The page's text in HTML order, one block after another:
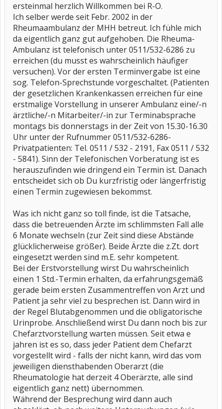
ersteinmal herzlich Willkommen bei R-O.
Ich selber werde seit Febr. 2002 in der
Rheumaambulanz der MHH betreut. Ich fühle mich
da eigentlich ganz gut aufgehoben. Die Rheuma-
Ambulanz ist telefonisch unter 0511/532-6286 zu
erreichen (du musst es wahrscheinlich häufiger
versuchen). Vor der ersten Terminvergabe ist eine
sog. Telefon-Sprechstunde vorgeschaltet. (Patienten
der gesetzlichen Krankenkassen erreichen für eine
erstmalige Vorstellung in unserer Ambulanz eine/-n
ärztliche/-n Mitarbeiter/-in zur Terminabsprache
montags bis donnerstags in der Zeit von 15.30-16.30
Uhr unter der Rufnummer 0511/532-6286-
Privatpatienten: Tel. 0511 / 532 - 2191, Fax 0511 / 532
- 5841). Sinn der Telefonischen Vorberatung ist es
herauszufinden wie dringend ein Termin ist. Danach
entscheidet sich ob Du kurzfristig oder längerfristig
einen Termin zugewiesen bekommst.
Was ich nicht ganz so toll finde, ist die Tatsache,
dass die betreuenden Ärzte im schlimmsten Fall alle
6 Monate wechseln (zur Zeit sind diese Abstände
glücklicherweise größer). Beide Ärzte die z.Zt. dort
eingesetzt werden sind m.E. sehr kompetent.
Bei der Erstvorstellung wirst Du wahrscheinlich
einen 1 Std.-Termin erhalten, da erfahrungsgemäß
gerade beim ersten Zusammentreffen von Arzt und
Patient ja sehr viel zu besprechen ist. Dann wird in
der Regel Blutabgenommen und die obligatorische
Urinprobe. Anschließend wirst Du dann noch bis zur
Chefarztvorstellung warten müssen. Seit etwa e
jahren ist es so, dass jeder Patient dem Chefarzt
vorgestellt wird - falls der nicht kann, wird das vom
jeweiligen diensthabenden Oberarzt (die
Rheumatologie hat derzeit 4 Oberärzte, alle sind
eigentlich ganz nett) übernommen.
Während der Besprechung wird dann auch